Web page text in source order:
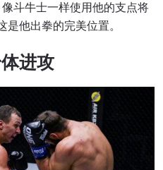
斗牛士一样使用他的支点将
他出拳的完美位置。
进攻